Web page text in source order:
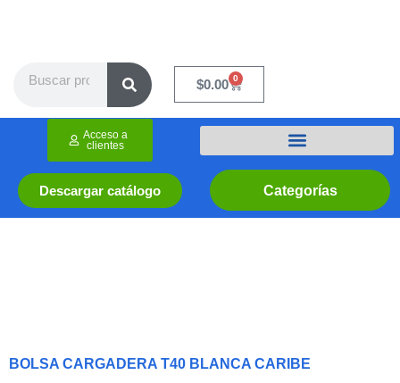
$0.00 0
Cart
Categorías
Descargar catálogo
Acceso a
clientes
BOLSA CARGADERA T40 BLANCA CARIBE